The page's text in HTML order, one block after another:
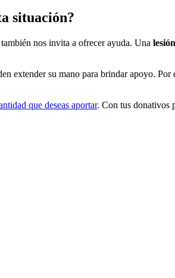
situación?
nos invita a ofrecer ayuda. Una
extender su mano para brindar apoyo.
que deseas aportar. Con tus donativos